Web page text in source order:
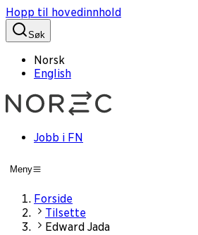
Hopp til hovedinnhold
Søk
Norsk
English
Jobb i FN
Meny
Forside
Tilsette
Edward Jada